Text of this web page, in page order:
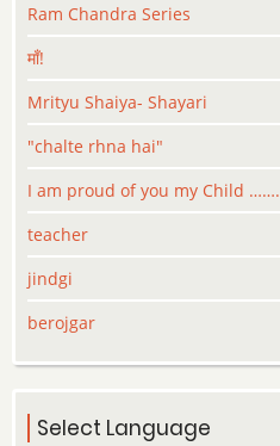
Ram Chandra Series
माँ!
Mrityu Shaiya- Shayari
"chalte rhna hai"
I am proud of you my Child …….
teacher
jindgi
berojgar
Select Language